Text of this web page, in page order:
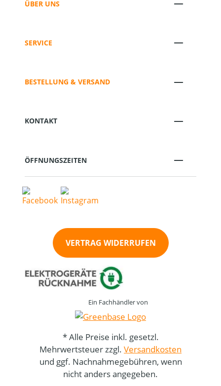
ÜBER UNS
SERVICE
BESTELLUNG & VERSAND
KONTAKT
ÖFFNUNGSZEITEN
VERTRAG WIDERRUFEN
Ein Fachhändler von
* Alle Preise inkl. gesetzl.
Mehrwertsteuer zzgl. Versandkosten
und ggf. Nachnahmegebühren, wenn
nicht anders angegeben.